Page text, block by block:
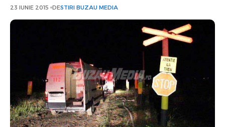
23 IUNIE 2015 DESTIRI BUZAU MEDIA